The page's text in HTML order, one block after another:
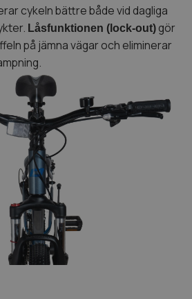
cykeln bättre både vid dagliga
Låsfunktionen (lock-out) gör
på jämna vägar och eliminerar